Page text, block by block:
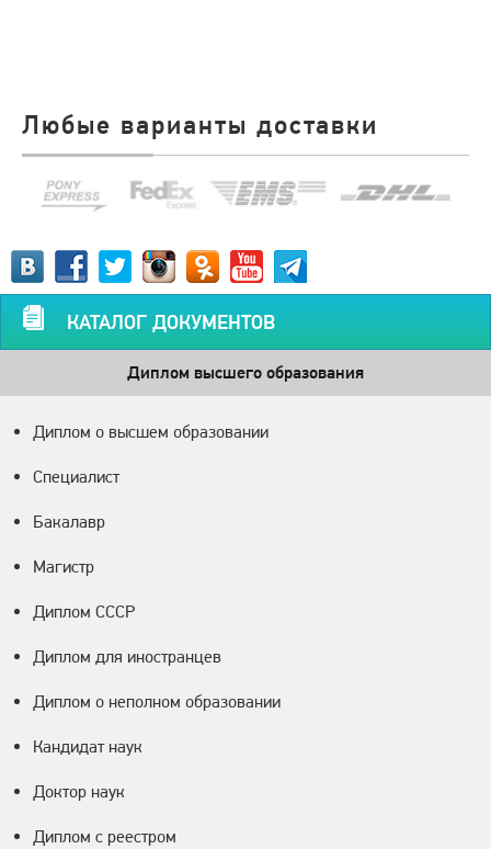
Любые варианты доставки
КАТАЛОГ ДОКУМЕНТОВ
Диплом высшего образования
Диплом о высшем образовании
Специалист
Бакалавр
Магистр
Диплом СССР
Диплом для иностранцев
Диплом о неполном образовании
Кандидат наук
Доктор наук
Диплом с реестром